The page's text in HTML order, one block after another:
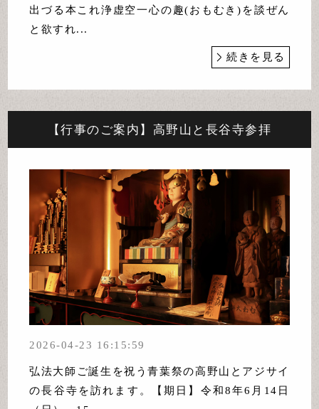
出づる本これ浄虚空一心の趣(おもむき)を談ぜん
と欲すれ...
続きを見る
【行事のご案内】高野山と長谷寺参拝
2026-04-23 16:15:59
弘法大師ご誕生を祝う青葉祭の高野山とアジサイ
の長谷寺を訪れます。【期日】令和8年6月14日